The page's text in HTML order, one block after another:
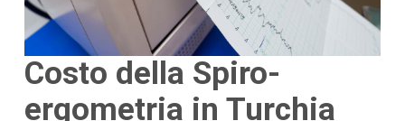
Costo della Spiro-
ergometria in Turchia